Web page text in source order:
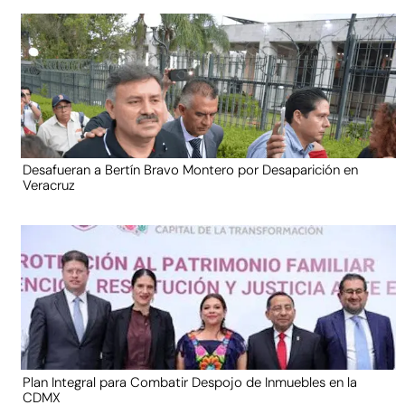
Desafueran a Bertín Bravo Montero por Desaparición en
Veracruz
Plan Integral para Combatir Despojo de Inmuebles en la
CDMX